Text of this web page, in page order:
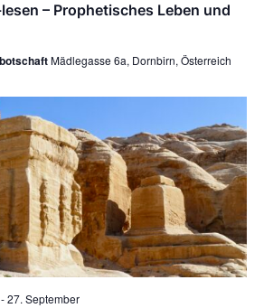
– Prophetisches Leben und
lesen
Leben
und
Mädlegasse 6a, Dornbirn, Österreich
27. September